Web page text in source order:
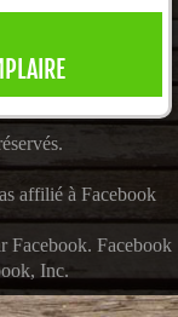
affilié à Facebook
Facebook. Facebook
Inc.